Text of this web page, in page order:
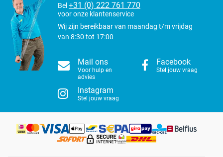
Bel +31 (0) 222 761 770
voor onze klantenservice
Wij zijn bereikbaar van maandag t/m vrijdag
van 8:30 tot 17:00
Mail ons
Voor hulp en
advies
Facebook
Stel jouw vraag
Instagram
Stel jouw vraag